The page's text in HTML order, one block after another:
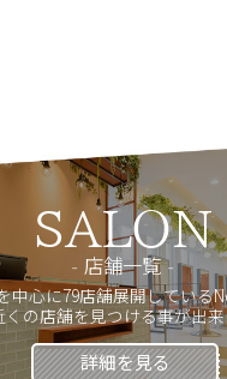
SALON
店舗一覧
中心に79店舗展開している
くの店舗を見つける事が出
詳細を見る